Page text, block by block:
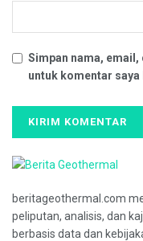
Simpan nama, email,
untuk komentar saya
beritageothermal.com
peliputan, analisis, dan
berbasis data dan